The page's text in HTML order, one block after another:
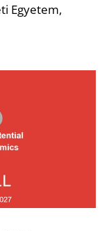
Egyetem,